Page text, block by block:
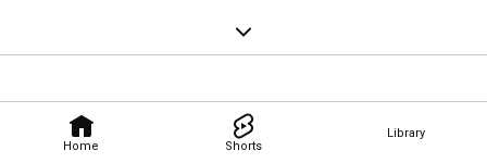
Home Shorts
Library